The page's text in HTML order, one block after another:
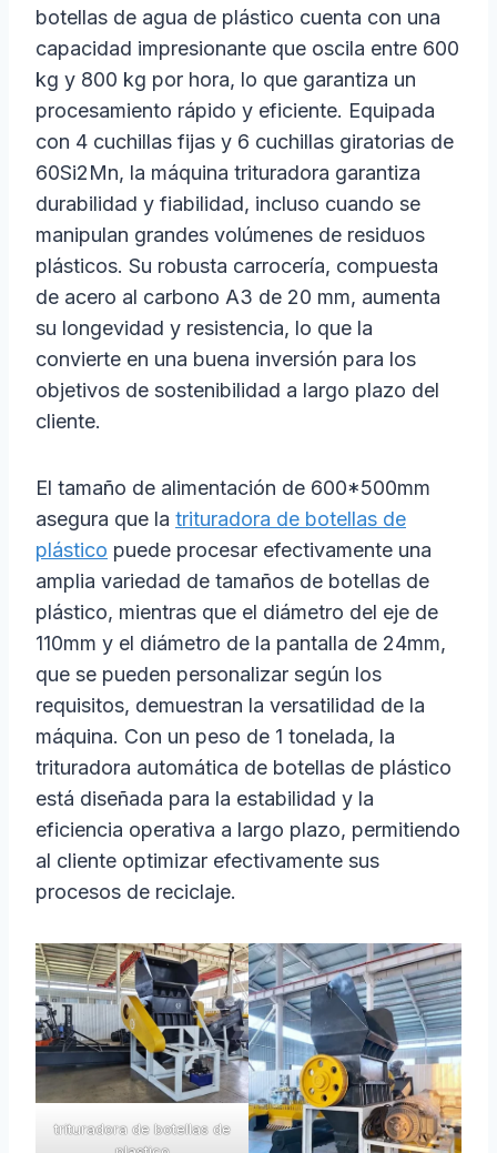
botellas de agua de plástico cuenta con una
capacidad impresionante que oscila entre 600
kg y 800 kg por hora, lo que garantiza un
procesamiento rápido y eficiente. Equipada
con 4 cuchillas fijas y 6 cuchillas giratorias de
60Si2Mn, la máquina trituradora garantiza
durabilidad y fiabilidad, incluso cuando se
manipulan grandes volúmenes de residuos
plásticos. Su robusta carrocería, compuesta
de acero al carbono A3 de 20 mm, aumenta
su longevidad y resistencia, lo que la
convierte en una buena inversión para los
objetivos de sostenibilidad a largo plazo del
cliente.
El tamaño de alimentación de 600*500mm
asegura que la trituradora de botellas de
plástico puede procesar efectivamente una
amplia variedad de tamaños de botellas de
plástico, mientras que el diámetro del eje de
110mm y el diámetro de la pantalla de 24mm,
que se pueden personalizar según los
requisitos, demuestran la versatilidad de la
máquina. Con un peso de 1 tonelada, la
trituradora automática de botellas de plástico
está diseñada para la estabilidad y la
eficiencia operativa a largo plazo, permitiendo
al cliente optimizar efectivamente sus
procesos de reciclaje.
trituradora de botellas de